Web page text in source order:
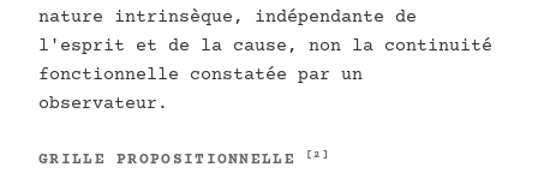
nature intrinsèque, indépendante de
l'esprit et de la cause, non la continuité
fonctionnelle constatée par un
observateur.
GRILLE PROPOSITIONNELLE [2]